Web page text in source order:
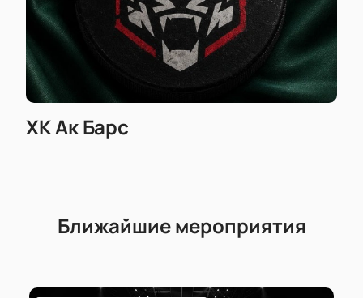
ХК Ак Барс
Ближайшие мероприятия